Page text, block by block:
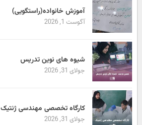
آموزش خانواده(راستگویی)
آگوست 1, 2026
شیوه های نوین تدریس
جولای 31, 2026
کارگاه تخصصی مهندسی ژنتیک
جولای 31, 2026